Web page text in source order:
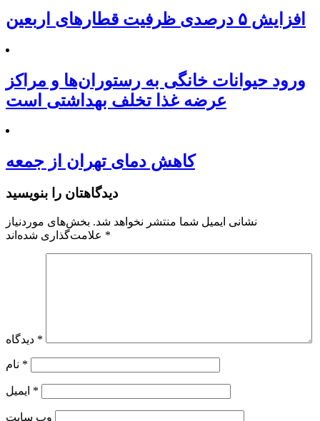
افزایش ۵ درصدی ظرفیت قطارهای اربعین
ورود حیوانات خانگی به رستوران‌ها و مراکز
عرضه غذا تخلف بهداشتی است
کاهش دمای تهران از جمعه
دیدگاهتان را بنویسید
نشانی ایمیل شما منتشر نخواهد شد. بخش‌های موردنیاز
*
*
*
*
وب‌ سایت